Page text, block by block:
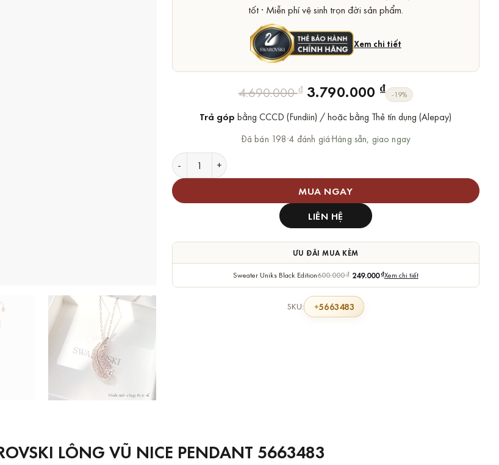
tốt · Miễn phí vệ sinh trọn đời sản phẩm.
Xem chi tiết
4.690.000₫ Giá
là:
4.690.000 ₫.
3.790.000 ₫
Giá
tại
là:
3.790.000 ₫.
-19%
Trả góp bằng CCCD (Fundiin) / hoặc bằng Thẻ tín dụng (Alepay)
Đã bán 198·4 đánh giá·Hàng sẵn, giao ngay
Dây Chuyền Swarovski Lông Vũ Nice Pendant số lượng
MUA NGAY
LIÊN HỆ
ƯU ĐÃI MUA KÈM
Sweater Uniks Black Edition600.000₫ 249.000₫Xem chi tiết
SKU: 5663483
LÔNG VŨ NICE PENDANT 5663483